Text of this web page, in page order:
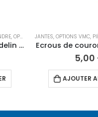
, OPTIONS VMC ,PIÈCES D'ORIGINE
Levier de frein avant Adelin radial
JANTES,OPTIONS VMC,
Ecrous de
5,00
AJOUTER